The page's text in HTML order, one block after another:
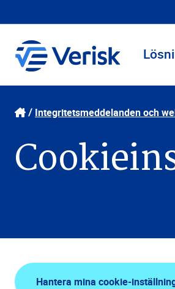
Integritetsmeddelanden och
Hantera mina cookie-